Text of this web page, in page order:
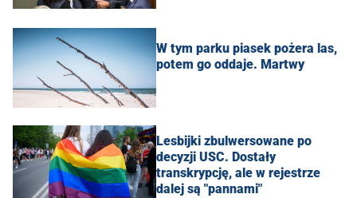
W tym parku piasek pożera las,
potem go oddaje. Martwy
Lesbijki zbulwersowane po
decyzji USC. Dostały
transkrypcję, ale w rejestrze
dalej są "pannami"